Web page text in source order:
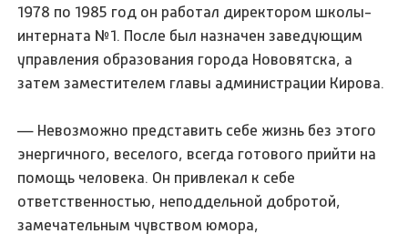
1978 по 1985 год он работал директором школы-
интерната №1. После был назначен заведующим
управления образования города Нововятска, а
затем заместителем главы администрации Кирова.
— Невозможно представить себе жизнь без этого
энергичного, веселого, всегда готового прийти на
помощь человека. Он привлекал к себе
ответственностью, неподдельной добротой,
замечательным чувством юмора,